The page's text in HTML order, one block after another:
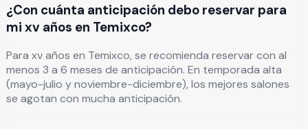
¿Con cuánta anticipación debo reservar para
mi xv años en Temixco?
Para xv años en Temixco, se recomienda reservar con al
menos 3 a 6 meses de anticipación. En temporada alta
(mayo-julio y noviembre-diciembre), los mejores salones
se agotan con mucha anticipación.